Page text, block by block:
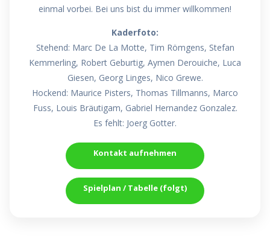
einmal vorbei. Bei uns bist du immer willkommen!
Kaderfoto:
Stehend: Marc De La Motte, Tim Römgens, Stefan
Kemmerling, Robert Geburtig, Aymen Derouiche, Luca
Giesen, Georg Linges, Nico Grewe.
Hockend: Maurice Pisters, Thomas Tillmanns, Marco
Fuss, Louis Bräutigam, Gabriel Hernandez Gonzalez.
Es fehlt: Joerg Gotter.
Kontakt aufnehmen
Spielplan / Tabelle (folgt)